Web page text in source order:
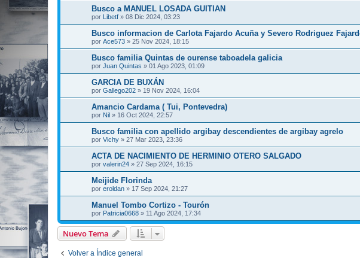
Busco a MANUEL LOSADA GUITIAN
por Libetf » 08 Dic 2024, 03:23
Busco informacion de Carlota Fajardo Acuña y Severo Rodriguez
por Ace573 » 25 Nov 2024, 18:15
Busco familia Quintas de ourense taboadela galicia
por Juan Quintas » 01 Ago 2023, 01:09
GARCIA DE BUXÁN
por Gallego202 » 19 Nov 2024, 16:04
Amancio Cardama ( Tui, Pontevedra)
por Nil » 16 Oct 2024, 22:57
Busco familia con apellido argibay descendientes de argibay agrelo
por Vichy » 27 Mar 2023, 23:36
ACTA DE NACIMIENTO DE HERMINIO OTERO SALGADO
por valerin24 » 27 Sep 2024, 16:15
Meijide Florinda
por eroldan » 17 Sep 2024, 21:27
Manuel Tombo Cortizo - Tourón
por Patricia0668 » 11 Ago 2024, 17:34
Nuevo Tema
Volver a Índice general